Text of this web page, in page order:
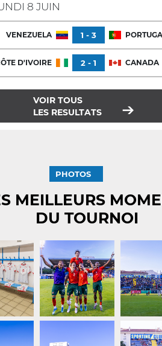
8 JUIN
VENEZUELA 1 - 3
D'IVOIRE 2 - 1 CANADA
VOIR TOUS
LES RESULTATS
PHOTOS
MEILLEURS
DU TOURNOI